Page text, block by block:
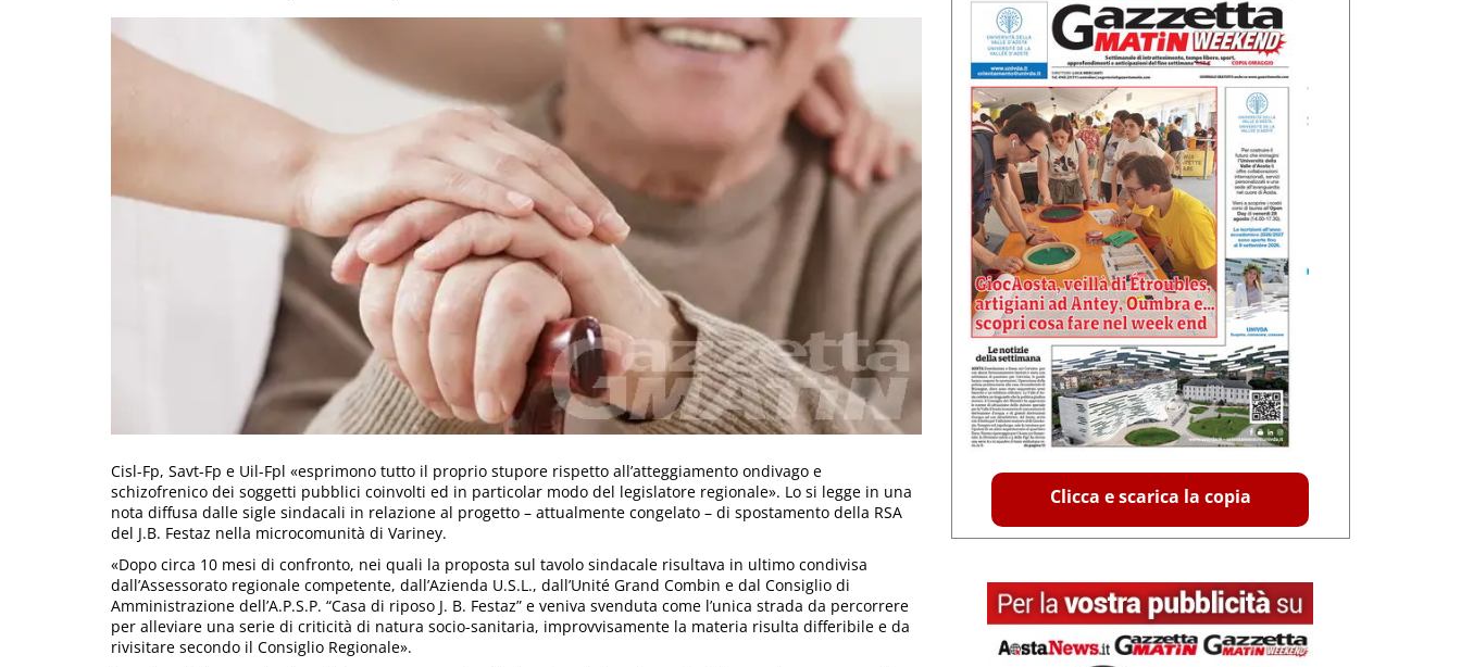
Cisl-Fp, Savt-Fp e Uil-Fpl «esprimono tutto il proprio stupore rispetto all’atteggiamento ondivago e
schizofrenico dei soggetti pubblici coinvolti ed in particolar modo del legislatore regionale». Lo si legge in una
nota diffusa dalle sigle sindacali in relazione al progetto – attualmente congelato – di spostamento della RSA
del J.B. Festaz nella microcomunità di Variney.
«Dopo circa 10 mesi di confronto, nei quali la proposta sul tavolo sindacale risultava in ultimo condivisa
dall’Assessorato regionale competente, dall’Azienda U.S.L., dall’Unité Grand Combin e dal Consiglio di
Amministrazione dell’A.P.S.P. “Casa di riposo J. B. Festaz” e veniva svenduta come l’unica strada da percorrere
per alleviare una serie di criticità di natura socio-sanitaria, improvvisamente la materia risulta differibile e da
rivisitare secondo il Consiglio Regionale».
Clicca e scarica la copia